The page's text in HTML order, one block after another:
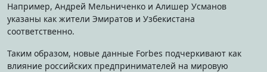
Например, Андрей Мельниченко и Алишер Усманов
указаны как жители Эмиратов и Узбекистана
соответственно.
Таким образом, новые данные Forbes подчеркивают как
влияние российских предпринимателей на мировую